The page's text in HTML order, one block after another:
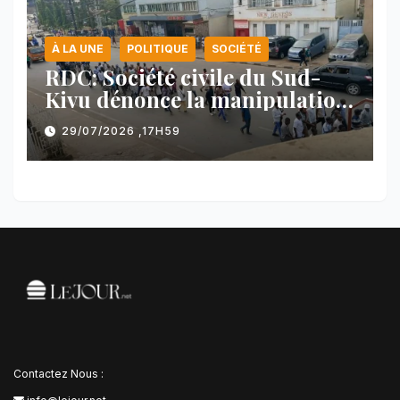
À LA UNE POLITIQUE SOCIÉTÉ
RDC: Société civile du Sud-
Kivu dénonce la manipulation
des manifestations par
l’AFC/M23
29/07/2026 ,17H59
Contactez Nous :